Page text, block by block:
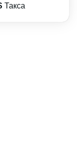
Такса